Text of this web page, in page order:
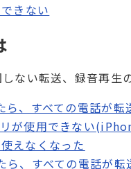
きない
ない転送、録音再生
、すべての電話が転
が使用できない
えなくなった
、すべての電話が転